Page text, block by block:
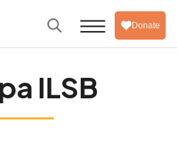
Donate
ILSB